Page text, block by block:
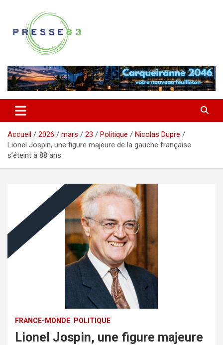
contenu
Presse 83
Accueil 2026 mars 23 Politique
Nicolas Dupre
Lionel Jospin, une figure majeure de la gauche française
s’éteint à 88 ans
FRANCE-MONDE POLITIQUE
Lionel Jospin, une figure majeure